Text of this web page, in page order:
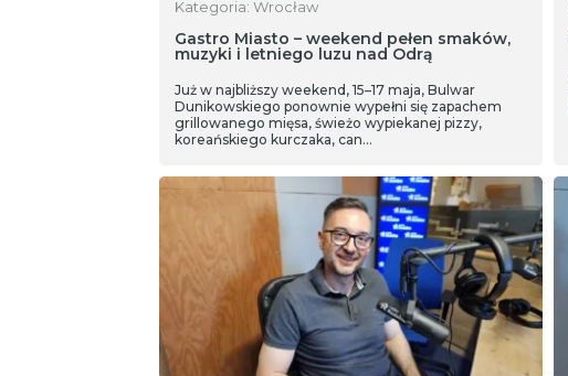
Kategoria: Wrocław
Gastro Miasto – weekend pełen smaków,
muzyki i letniego luzu nad Odrą
Już w najbliższy weekend, 15–17 maja, Bulwar
Dunikowskiego ponownie wypełni się zapachem
grillowanego mięsa, świeżo wypiekanej pizzy,
koreańskiego kurczaka, can…